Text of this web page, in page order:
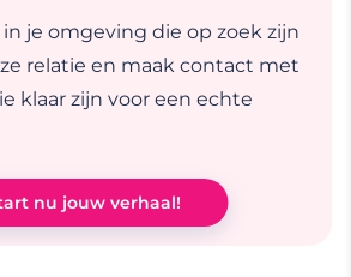
je omgeving die op zoek zijn
relatie en maak contact met
klaar zijn voor een echte
nu jouw verhaal!